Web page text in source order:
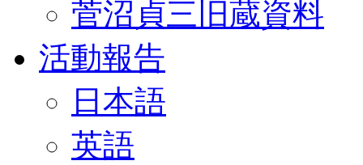
菅沼貞三旧蔵資料
活動報告
日本語
英語